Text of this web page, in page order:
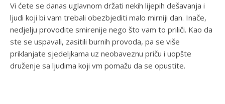
Vi ćete se danas uglavnom držati nekih lijepih dešavanja i
ljudi koji bi vam trebali obezbjediti malo mirniji dan. Inače,
nedjelju provodite smirenije nego što vam to priliči. Kao da
ste se uspavali, zasitili burnih provoda, pa se više
priklanjate sjedeljkama uz neobaveznu priču i uopšte
druženje sa ljudima koji vm pomažu da se opustite.